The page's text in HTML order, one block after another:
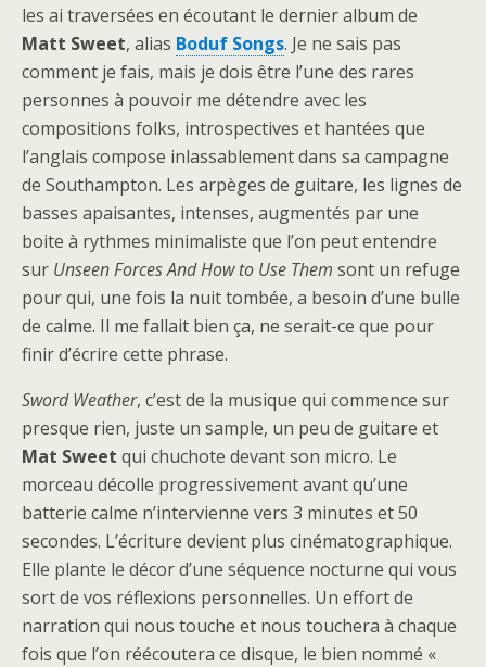
les ai traversées en écoutant le dernier album de
Matt Sweet, alias Boduf Songs. Je ne sais pas
comment je fais, mais je dois être l’une des rares
personnes à pouvoir me détendre avec les
compositions folks, introspectives et hantées que
l’anglais compose inlassablement dans sa campagne
de Southampton. Les arpèges de guitare, les lignes de
basses apaisantes, intenses, augmentés par une
boite à rythmes minimaliste que l’on peut entendre
sur Unseen Forces And How to Use Them sont un refuge
pour qui, une fois la nuit tombée, a besoin d’une bulle
de calme. Il me fallait bien ça, ne serait-ce que pour
finir d’écrire cette phrase.
Sword Weather, c’est de la musique qui commence sur
presque rien, juste un sample, un peu de guitare et
Mat Sweet qui chuchote devant son micro. Le
morceau décolle progressivement avant qu’une
batterie calme n’intervienne vers 3 minutes et 50
secondes. L’écriture devient plus cinématographique.
Elle plante le décor d’une séquence nocturne qui vous
sort de vos réflexions personnelles. Un effort de
narration qui nous touche et nous touchera à chaque
fois que l’on réécoutera ce disque, le bien nommé «